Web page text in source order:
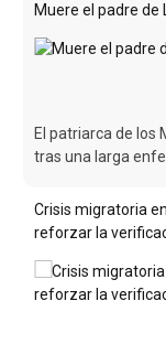
Muere el padre de
El patriarca de los
tras una larga
Crisis migratoria
reforzar la